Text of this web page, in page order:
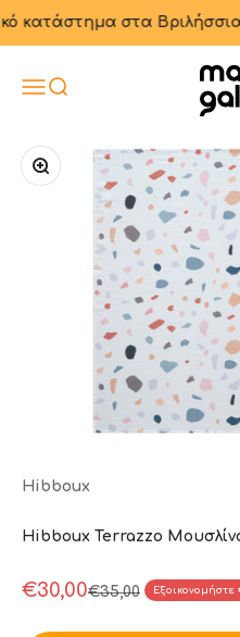
Μετάβαση στο περιεχόμενο
στα Βριλήσσια.
ΜενούΑναζήτηση
Μεγέθυνση
Hibboux
Hibboux Terrazzo
Τιμή πώλησης
€30,00Κανονική τιμή
€35,00 Εξοικονομήστε